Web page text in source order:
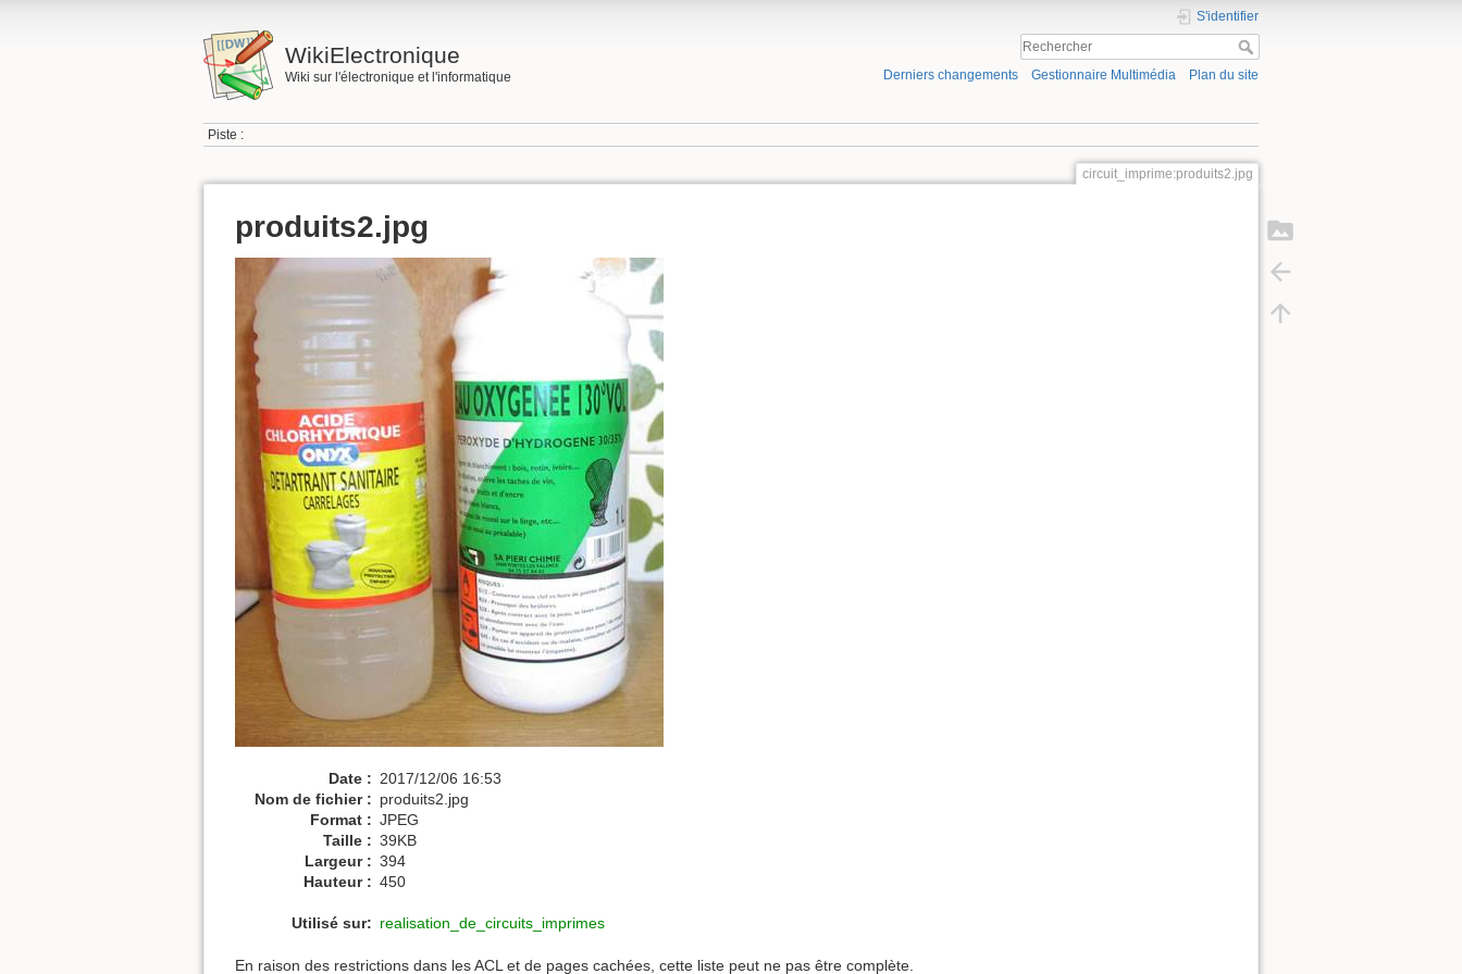
WikiElectronique
Wiki sur l'électronique et l'informatique
S'identifier
Derniers changements Gestionnaire Multimédia Plan du site
Piste :
circuit_imprime:produits2.jpg
produits2.jpg
Date : 2017/12/06 16:53
Nom de fichier : produits2.jpg
Format : JPEG
Taille : 39KB
Largeur : 394
Hauteur : 450
Utilisé sur: realisation_de_circuits_imprimes
En raison des restrictions dans les ACL et de pages cachées, cette liste peut ne pas être complète.